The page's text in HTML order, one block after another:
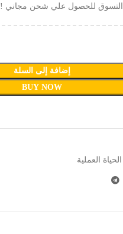
التسوق للحصول علي شحن مجاني !
إضافة إلى السلة
BUY NOW
الحياة العملية